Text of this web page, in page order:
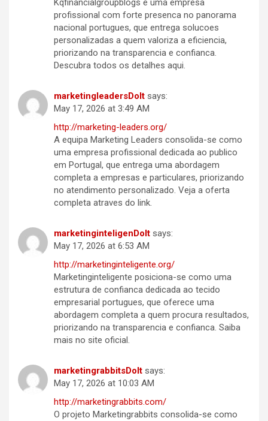
Kqfinancialgroupblogs e uma empresa
profissional com forte presenca no panorama
nacional portugues, que entrega solucoes
personalizadas a quem valoriza a eficiencia,
priorizando na transparencia e confianca.
Descubra todos os detalhes aqui.
marketingleadersDoIt says:
May 17, 2026 at 3:49 AM
http://marketing-leaders.org/
A equipa Marketing Leaders consolida-se como
uma empresa profissional dedicada ao publico
em Portugal, que entrega uma abordagem
completa a empresas e particulares, priorizando
no atendimento personalizado. Veja a oferta
completa atraves do link.
marketinginteligenDoIt says:
May 17, 2026 at 6:53 AM
http://marketinginteligente.org/
Marketinginteligente posiciona-se como uma
estrutura de confianca dedicada ao tecido
empresarial portugues, que oferece uma
abordagem completa a quem procura resultados,
priorizando na transparencia e confianca. Saiba
mais no site oficial.
marketingrabbitsDoIt says:
May 17, 2026 at 10:03 AM
http://marketingrabbits.com/
O projeto Marketingrabbits consolida-se como